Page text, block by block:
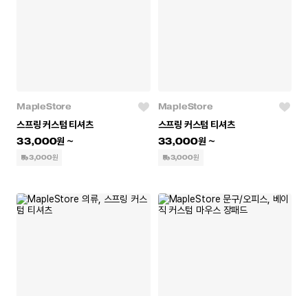
MapleStore
스프링 커스텀 티셔츠
33,000
3,000원
MapleStore
스프링 커스텀 티셔츠
33,000
3,000원